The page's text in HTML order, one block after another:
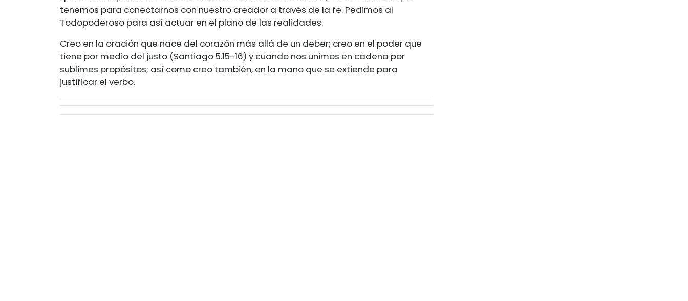
tenemos para conectarnos con nuestro creador a través de la fe. Pedimos al
Todopoderoso para así actuar en el plano de las realidades.
Creo en la oración que nace del corazón más allá de un deber; creo en el poder que
tiene por medio del justo (Santiago 5.15-16) y cuando nos unimos en cadena por
sublimes propósitos; así como creo también, en la mano que se extiende para
justificar el verbo.